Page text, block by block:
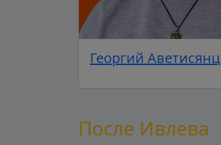
Георгий Аветисянц
После Ивлева